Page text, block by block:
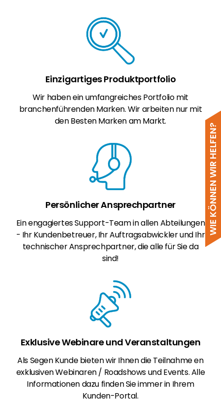
WIE KÖNNEN WIR HELFEN?
Einzigartiges Produktportfolio
Wir haben ein umfangreiches Portfolio mit
branchenführenden Marken. Wir arbeiten nur mit
den Besten Marken am Markt.
Persönlicher Ansprechpartner
Ein engagiertes Support-Team in allen Abteilungen
- Ihr Kundenbetreuer, Ihr Auftragsabwickler und Ihr
technischer Ansprechpartner, die alle für Sie da
sind!
Exklusive Webinare und Veranstaltungen
Als Segen Kunde bieten wir Ihnen die Teilnahme en
exklusiven Webinaren / Roadshows und Events. Alle
Informationen dazu finden Sie immer in Ihrem
Kunden-Portal.